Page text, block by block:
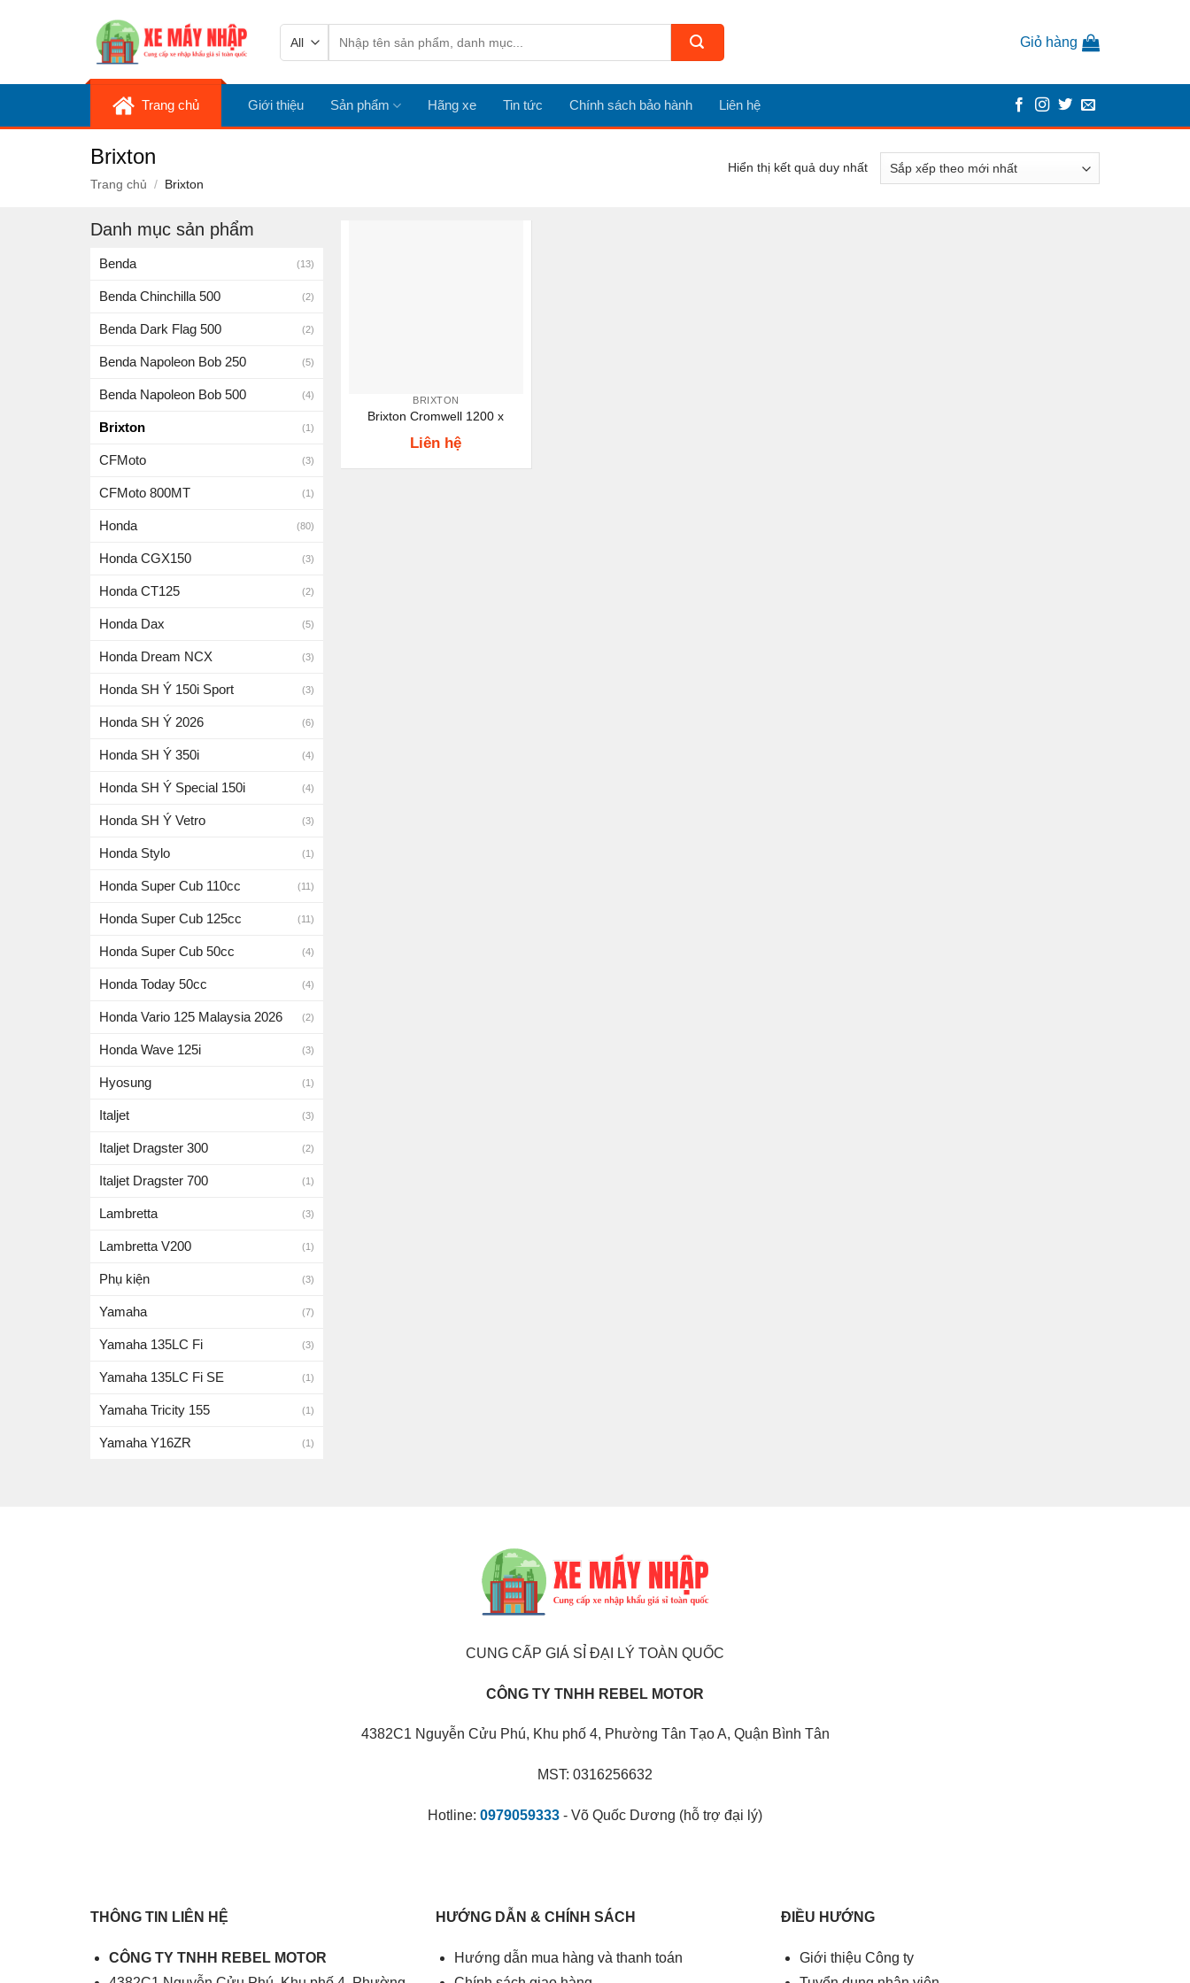
kiếm:
Giỏ hàng
Trang chủ Giới thiệu Sản phẩm Hãng xe Tin tức Chính sách bảo hành Liên hệ
Brixton
Trang chủ / Brixton
Hiển thị kết quả duy nhất
Danh mục sản phẩm
Benda (13)
Benda Chinchilla 500 (2)
Benda Dark Flag 500 (2)
Benda Napoleon Bob 250 (5)
Benda Napoleon Bob 500 (4)
Brixton (1)
CFMoto (3)
CFMoto 800MT (1)
Honda (80)
Honda CGX150 (3)
Honda CT125 (2)
Honda Dax (5)
Honda Dream NCX (3)
Honda SH Ý 150i Sport (3)
Honda SH Ý 2026 (6)
Honda SH Ý 350i (4)
Honda SH Ý Special 150i (4)
Honda SH Ý Vetro (3)
Honda Stylo (1)
Honda Super Cub 110cc (11)
Honda Super Cub 125cc (11)
Honda Super Cub 50cc (4)
Honda Today 50cc (4)
Honda Vario 125 Malaysia 2026 (2)
Honda Wave 125i (3)
Hyosung (1)
Italjet (3)
Italjet Dragster 300 (2)
Italjet Dragster 700 (1)
Lambretta (3)
Lambretta V200 (1)
Phụ kiện (3)
Yamaha (7)
Yamaha 135LC Fi (3)
Yamaha 135LC Fi SE (1)
Yamaha Tricity 155 (1)
Yamaha Y16ZR (1)
BRIXTON
Brixton Cromwell 1200 x
Liên hệ
CUNG CẤP GIÁ SỈ ĐẠI LÝ TOÀN QUỐC
CÔNG TY TNHH REBEL MOTOR
4382C1 Nguyễn Cửu Phú, Khu phố 4, Phường Tân Tạo A, Quận Bình Tân
MST: 0316256632
Hotline: 0979059333 - Võ Quốc Dương (hỗ trợ đại lý)
THÔNG TIN LIÊN HỆ
CÔNG TY TNHH REBEL MOTOR
HƯỚNG DẪN & CHÍNH SÁCH
Hướng dẫn mua hàng và thanh toán
ĐIỀU HƯỚNG
Giới thiệu Công ty